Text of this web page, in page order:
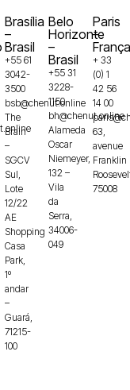
Brasília
–
Brasil
+55 61
3042-
3500
bsb@chenut.online
The
Brain
–
SGCV
Sul,
Lote
12/22
AE
Shopping
Casa
Park,
1º
andar
–
Guará,
71215-
100
Belo
Horizonte
–
Brasil
+55 31
3228-
1150
bh@chenut.online
Alameda
Oscar
Niemeyer,
132 –
Vila
da
Serra,
34006-
049
Paris
–
França
+ 33
(0) 1
42 56
14 00
63,
avenue
Franklin
75008